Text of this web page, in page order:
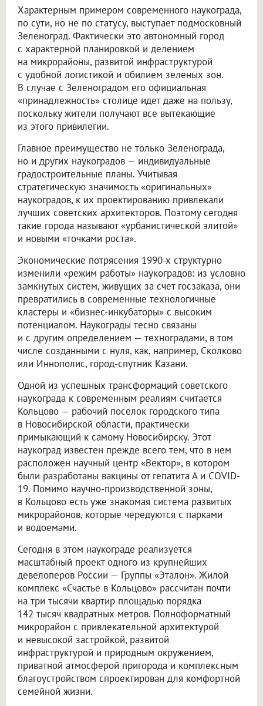
Характерным примером современного наукограда,
по сути, но не по статусу, выступает подмосковный
Зеленоград. Фактически это автономный город
с характерной планировкой и делением
на микрорайоны, развитой инфраструктурой
с удобной логистикой и обилием зеленых зон.
В случае с Зеленоградом его официальная
«принадлежность» столице идет даже на пользу,
поскольку жители получают все вытекающие
из этого привилегии.
Главное преимущество не только Зеленограда,
но и других наукоградов — индивидуальные
градостроительные планы. Учитывая
стратегическую значимость «оригинальных»
наукоградов, к их проектированию привлекали
лучших советских архитекторов. Поэтому сегодня
такие города называют «урбанистической элитой»
и новыми «точками роста».
Экономические потрясения 1990-х структурно
изменили «режим работы» наукоградов: из условно
замкнутых систем, живущих за счет госзаказа, они
превратились в современные технологичные
кластеры и «бизнес-инкубаторы» с высоким
потенциалом. Наукограды тесно связаны
и с другим определением — техноградами, в том
числе созданными с нуля, как, например, Сколково
или Иннополис, город-спутник Казани.
Одной из успешных трансформаций советского
наукограда к современным реалиям считается
Кольцово — рабочий поселок городского типа
в Новосибирской области, практически
примыкающий к самому Новосибирску. Этот
наукоград известен прежде всего тем, что в нем
расположен научный центр «Вектор», в котором
были разработаны вакцины от гепатита А и COVID-
19. Помимо научно-производственной зоны,
в Кольцово есть уже знакомая система развитых
микрорайонов, которые чередуются с парками
и водоемами.
Сегодня в этом наукограде реализуется
масштабный проект одного из крупнейших
девелоперов России — Группы «Эталон». Жилой
комплекс «Счастье в Кольцово» рассчитан почти
на три тысячи квартир площадью порядка
142 тысяч квадратных метров. Полноформатный
микрорайон с привлекательной архитектурой
и невысокой застройкой, развитой
инфраструктурой и природным окружением,
приватной атмосферой пригорода и комплексным
благоустройством спроектирован для комфортной
семейной жизни.